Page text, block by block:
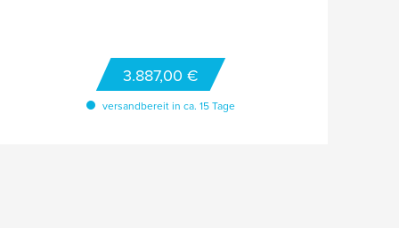
Keilspannschiebern bietet hohe,
funktionsgerechte Elastizität des Gerätes.
TECHNISCHE DETAILS Höhenverstellung: von
265 - 310 cm
3.887,00 €
versandbereit in ca. 15 Tage